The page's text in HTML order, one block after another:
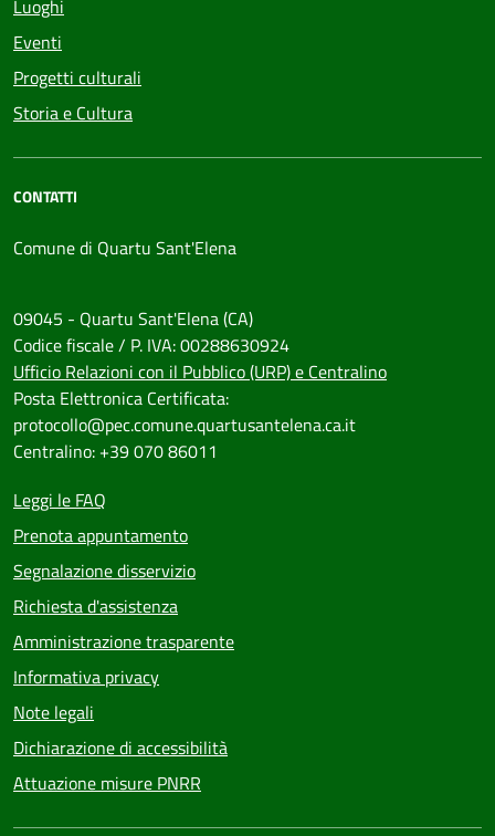
Luoghi
Eventi
Progetti culturali
Storia e Cultura
CONTATTI
Comune di Quartu Sant'Elena
09045 - Quartu Sant'Elena (CA)
Codice fiscale / P. IVA: 00288630924
Ufficio Relazioni con il Pubblico (URP) e Centralino
Posta Elettronica Certificata:
protocollo@pec.comune.quartusantelena.ca.it
Centralino: +39 070 86011
Leggi le FAQ
Prenota appuntamento
Segnalazione disservizio
Richiesta d'assistenza
Amministrazione trasparente
Informativa privacy
Note legali
Dichiarazione di accessibilità
Attuazione misure PNRR